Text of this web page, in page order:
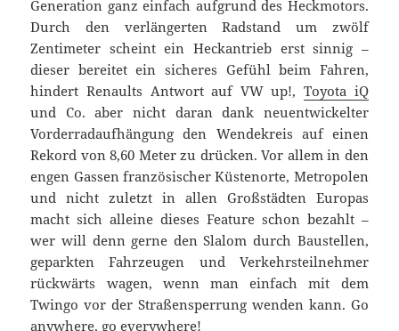
Generation ganz einfach aufgrund des Heckmotors.
Durch den verlängerten Radstand um zwölf
Zentimeter scheint ein Heckantrieb erst sinnig –
dieser bereitet ein sicheres Gefühl beim Fahren,
hindert Renaults Antwort auf VW up!, Toyota iQ
und Co. aber nicht daran dank neuentwickelter
Vorderradaufhängung den Wendekreis auf einen
Rekord von 8,60 Meter zu drücken. Vor allem in den
engen Gassen französischer Küstenorte, Metropolen
und nicht zuletzt in allen Großstädten Europas
macht sich alleine dieses Feature schon bezahlt –
wer will denn gerne den Slalom durch Baustellen,
geparkten Fahrzeugen und Verkehrsteilnehmer
rückwärts wagen, wenn man einfach mit dem
Twingo vor der Straßensperrung wenden kann. Go
anywhere, go everywhere!